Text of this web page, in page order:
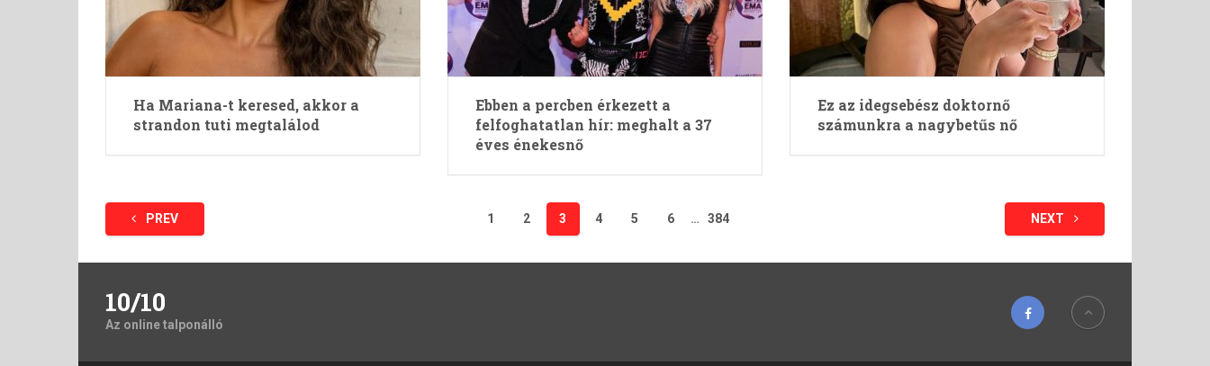
Ha Mariana-t keresed, akkor a
strandon tuti megtalálod
Ebben a percben érkezett a
felfoghatatlan hír: meghalt a 37
éves énekesnő
Ez az idegsebész doktornő
számunkra a nagybetűs nő
Bejegyzések
lapozása
PREV 1 2 3 4 5 6 … 384 NEXT
10/10
Az online talponálló